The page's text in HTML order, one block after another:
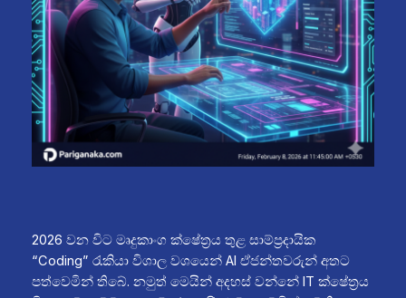
2026 වන විට මෘදුකාංග ක්ෂේත්‍රය තුළ සාම්ප්‍රදායික
“Coding” රැකියා විශාල වශයෙන් AI ඒජන්තවරුන් අතට
පත්වෙමින් තිබේ. නමුත් මෙයින් අදහස් වන්නේ IT ක්ෂේත්‍රය